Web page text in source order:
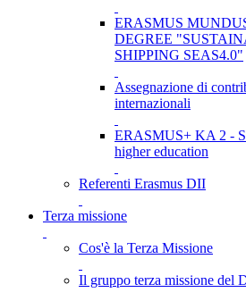
ERASMUS
DEGREE
SHIPPING SEAS4.0"
Assegnazione di
internazionali
ERASMUS+ KA 2 -
higher education
Referenti Erasmus DII
Terza missione
Cos'è la Terza Missione
Il gruppo terza missione del